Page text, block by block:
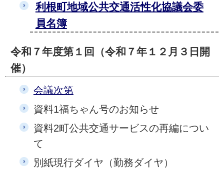
利根町地域公共交通活性化協議会委
員名簿
令和７年度第１回（令和７年１２月３日開
催）
会議次第
資料1福ちゃん号のお知らせ
資料2町公共交通サービスの再編につい
て
別紙現行ダイヤ（勤務ダイヤ）